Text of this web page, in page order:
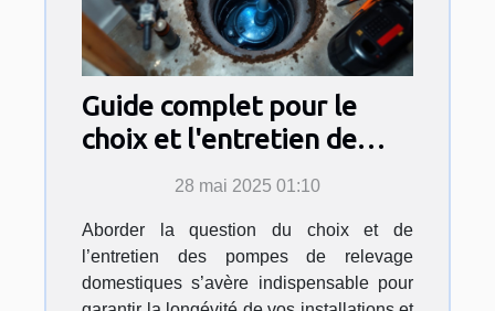
Guide complet pour le
choix et l'entretien de
pompes de relevage
28 mai 2025 01:10
Aborder la question du choix et de
l’entretien des pompes de relevage
domestiques s’avère indispensable pour